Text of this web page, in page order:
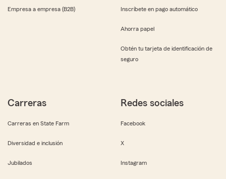
Empresa a empresa (B2B) Inscríbete en pago automático
Ahorra papel
Obtén tu tarjeta de identificación de
seguro
Carreras
Carreras en State Farm
Diversidad e inclusión
Jubilados
Redes sociales
Facebook
X
Instagram